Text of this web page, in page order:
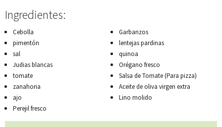
Ingredientes:
Cebolla
pimentón
sal
Judias blancas
tomate
zanahoria
ajo
Perejil fresco
Garbanzos
lentejas pardinas
quinoa
Orégano fresco
Salsa de Tomate (Para pizza)
Aceite de oliva virgen extra
Lino molido